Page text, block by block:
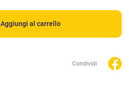
Aggiungi al carrello
Condividi